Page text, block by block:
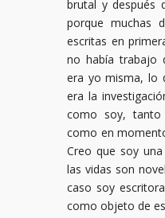
brutal y después
porque muchas
escritas en
no había trabajo
era yo misma, lo
era la
como soy, tanto
como en
Creo que soy
las vidas son
caso soy
como objeto de